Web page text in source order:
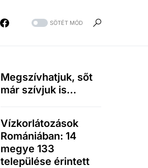
SÖTÉT MÓD
Megszívhatjuk, sőt
már szívjuk is…
Vízkorlátozások
Romániában: 14
megye 133
települése érintett